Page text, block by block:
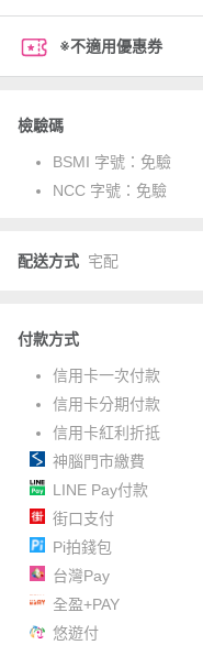
※不適用優惠券
檢驗碼
BSMI 字號： 免驗
NCC 字號： 免驗
配送方式 宅配
付款方式
信用卡一次付款
信用卡分期付款
信用卡紅利折抵
神腦門市繳費
LINE Pay付款
街口支付
Pi拍錢包
台灣Pay
全盈+PAY
悠遊付